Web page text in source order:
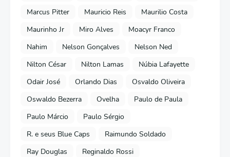
Marcus Pitter
Mauricio Reis
Maurilio Costa
Maurinho Jr
Miro Alves
Moacyr Franco
Nahim
Nelson Gonçalves
Nelson Ned
Nilton César
Nilton Lamas
Núbia Lafayette
Odair José
Orlando Dias
Osvaldo Oliveira
Oswaldo Bezerra
Ovelha
Paulo de Paula
Paulo Márcio
Paulo Sérgio
R. e seus Blue Caps
Raimundo Soldado
Ray Douglas
Reginaldo Rossi